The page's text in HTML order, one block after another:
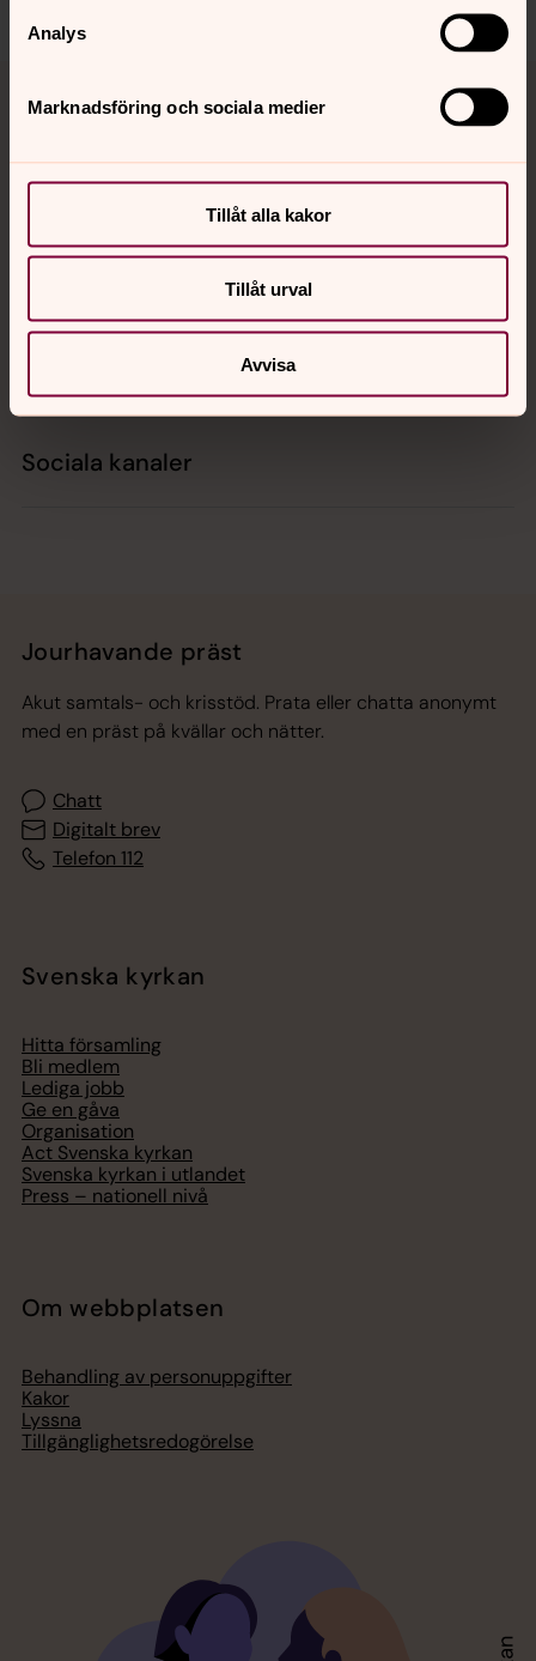
Analys
Marknadsföring och sociala medier
Tillåt alla kakor
Tillåt urval
Avvisa
Kontakt
Sociala kanaler
Jourhavande präst
Akut samtals- och krisstöd. Prata eller chatta anonymt
med en präst på kvällar och nätter.
Chatt
Digitalt brev
Telefon 112
Svenska kyrkan
Hitta församling
Bli medlem
Lediga jobb
Ge en gåva
Organisation
Act Svenska kyrkan
Svenska kyrkan i utlandet
Press – nationell nivå
Om webbplatsen
Behandling av personuppgifter
Kakor
Lyssna
Tillgänglighetsredogörelse